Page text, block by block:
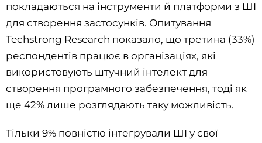
покладаються на інструменти й платформи з ШІ
для створення застосунків. Опитування
Techstrong Research показало, що третина (33%)
респондентів працює в організаціях, які
використовують штучний інтелект для
створення програмного забезпечення, тоді як
ще 42% лише розглядають таку можливість.
Тільки 9% повністю інтегрували ШІ у свої